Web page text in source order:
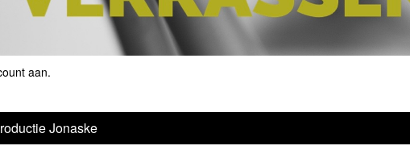
aan.
Jonaske